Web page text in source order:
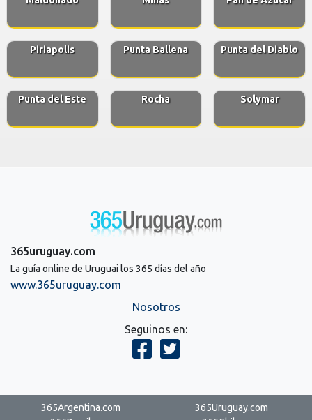
Piriapolis Punta Ballena Punta del Diablo
Punta del Este Rocha Solymar
365uruguay.com
La guía online de Uruguai los 365 días del año
www.365uruguay.com
Nosotros
Seguinos en:
365Argentina.com
365Uruguay.com